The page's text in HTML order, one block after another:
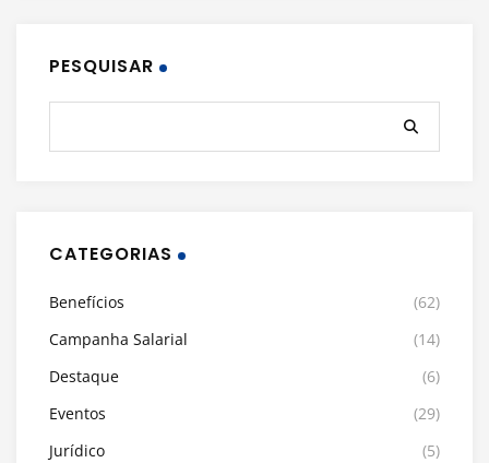
PESQUISAR
CATEGORIAS
Benefícios
(62)
Campanha Salarial
(14)
Destaque
(6)
Eventos
(29)
Jurídico
(5)